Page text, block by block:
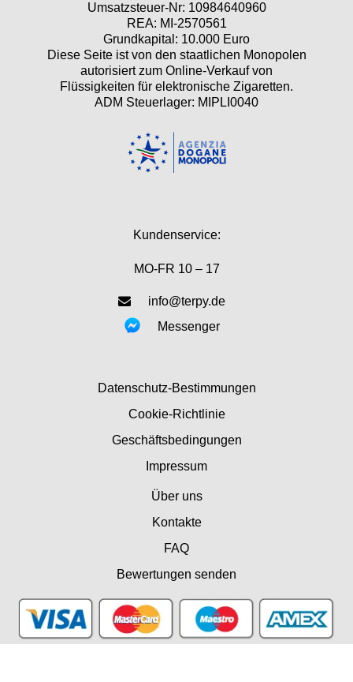
Umsatzsteuer-Nr: 10984640960
REA: MI-2570561
Grundkapital: 10.000 Euro
Diese Seite ist von den staatlichen Monopolen
autorisiert zum Online-Verkauf von
Flüssigkeiten für elektronische Zigaretten.
ADM Steuerlager: MIPLI0040
Kundenservice:
MO-FR 10 – 17
info@terpy.de
Messenger
Datenschutz-Bestimmungen
Cookie-Richtlinie
Geschäftsbedingungen
Impressum
Über uns
Kontakte
FAQ
Bewertungen senden